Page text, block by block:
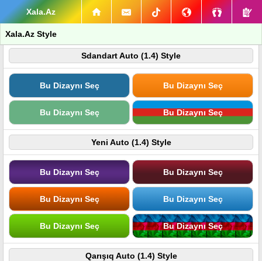
Xala.Az
Xala.Az Style
Sdandart Auto (1.4) Style
Bu Dizaynı Seç Bu Dizaynı Seç
Bu Dizaynı Seç Bu Dizaynı Seç
Yeni Auto (1.4) Style
Bu Dizaynı Seç Bu Dizaynı Seç
Bu Dizaynı Seç Bu Dizaynı Seç
Bu Dizaynı Seç Bu Dizaynı Seç
Qarışıq Auto (1.4) Style